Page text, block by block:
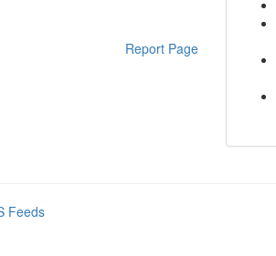
Report Page
Feeds